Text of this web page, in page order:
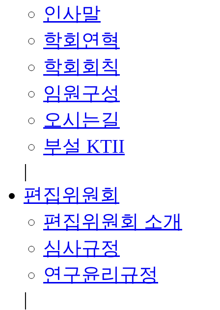
인사말
학회연혁
학회회칙
임원구성
오시는길
부설 KTII
|
편집위원회
편집위원회 소개
심사규정
연구윤리규정
|